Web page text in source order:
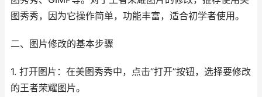
图秀秀，因为它操作简单，功能丰富，适合初学者使用。
二、图片修改的基本步骤
1. 打开图片：在美图秀秀中，点击“打开”按钮，选择要修改
的王者荣耀图片。